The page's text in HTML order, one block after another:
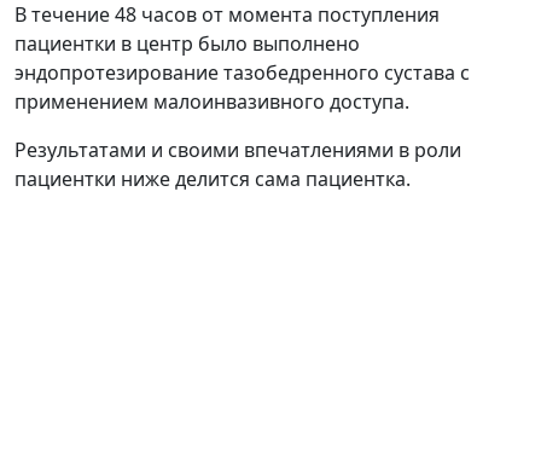
В течение 48 часов от момента поступления
пациентки в центр было выполнено
эндопротезирование тазобедренного сустава с
применением малоинвазивного доступа.
Результатами и своими впечатлениями в роли
пациентки ниже делится сама пациентка.